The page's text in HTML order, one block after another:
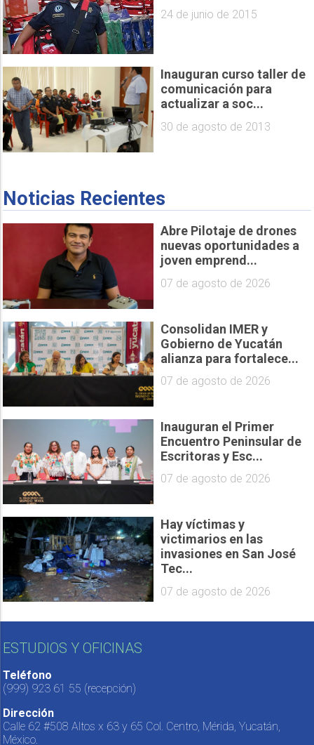
24 de junio de 2015
Inauguran curso taller de
comunicación para
actualizar a soc...
30 de agosto de 2013
Noticias Recientes
Abre Pilotaje de drones
nuevas oportunidades a
joven emprend...
07 de agosto de 2026
Consolidan IMER y
Gobierno de Yucatán
alianza para fortalece...
07 de agosto de 2026
Inauguran el Primer
Encuentro Peninsular de
Escritoras y Esc...
07 de agosto de 2026
Hay víctimas y
victimarios en las
invasiones en San José
Tec...
07 de agosto de 2026
ESTUDIOS Y OFICINAS
Teléfono
(999) 923 61 55 (recepción)
Dirección
Calle 62 #508 Altos x 63 y 65 Col. Centro, Mérida, Yucatán,
México.